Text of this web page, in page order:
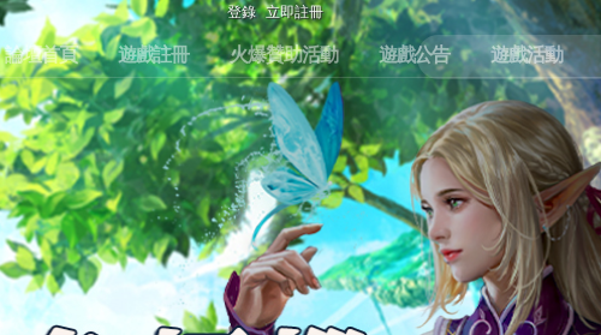
登錄 立即註冊
論壇首頁 遊戲註冊 火爆贊助活動 遊戲公告 遊戲活動